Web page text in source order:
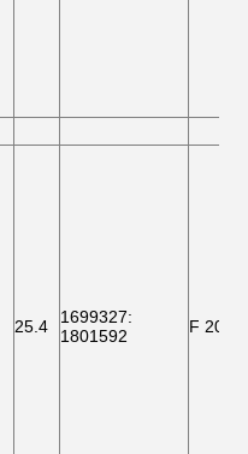
25.4 1699327:
1801592
F